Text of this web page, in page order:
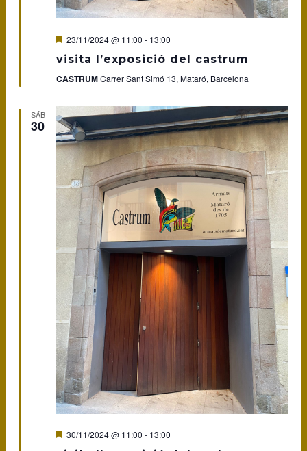
Featured
23/11/2024 @ 11:00 - 13:00
visita l’exposició del castrum
CASTRUMCarrer Sant Simó 13, Mataró, Barcelona
SÁB
30
Featured
30/11/2024 @ 11:00 - 13:00